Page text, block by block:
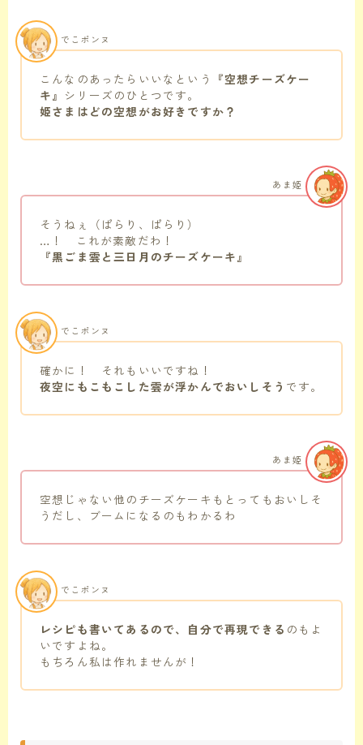
こんなのあったらいいなという
『空想チーズケー
キ』 シリーズのひとつです。
姫さまはどの空想がお好きですか？
でこポンヌ
そうねぇ（ぱらり、ぱらり）
…！ これが素敵だわ！
『黒ごま雲と三日月のチーズケーキ』
あま姫
確かに！ それもいいですね！
夜空にもこもこした雲が浮かんでおいしそう です。
でこポンヌ
空想じゃない他のチーズケーキもとってもおいしそ
うだし、ブームになるのもわかるわ
あま姫
レシピも書いてあるので、自分で再現できる のもよ
いですよね。
もちろん私は作れませんが！
でこポンヌ